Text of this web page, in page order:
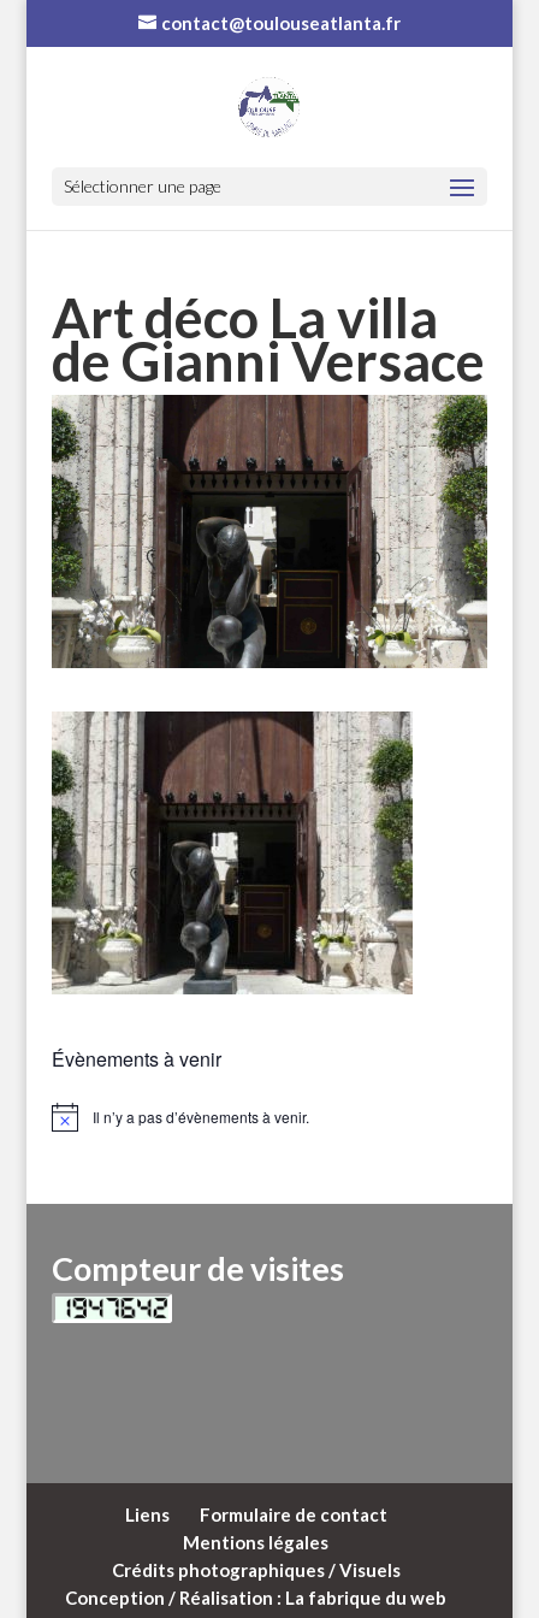
contact@toulouseatlanta.fr
Sélectionner une page
Art déco La villa
de Gianni Versace
Évènements à venir
Notice Il n’y a pas d’évènements à venir.
Compteur de visites
Liens
Formulaire de contact
Mentions légales
Crédits photographiques / Visuels
Conception / Réalisation : La fabrique du web